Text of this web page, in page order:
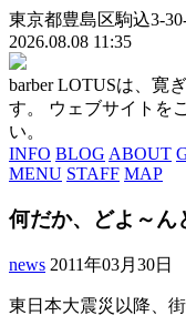
東京都豊島区駒込3-
2026.08.08 11:35
barber LOTUSは、寛
す。 ウェブサイトを
い。
INFO BLOG ABOUT
MENU STAFF MAP
何だか、どよ～ん
news 2011年03月30日
東日本大震災以降、